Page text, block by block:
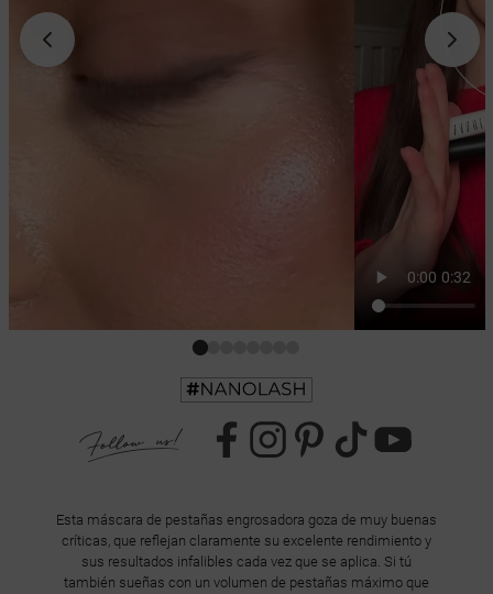
Esta máscara de pestañas engrosadora goza de muy buenas
críticas, que reflejan claramente su excelente rendimiento y
sus resultados infalibles cada vez que se aplica. Si tú
también sueñas con un volumen de pestañas máximo que